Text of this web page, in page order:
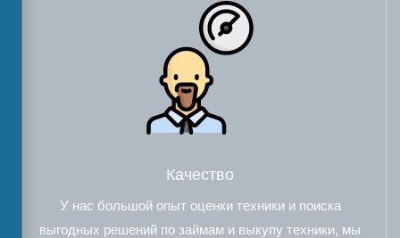
Качество
У нас большой опыт оценки техники и поиска
выгодных решений по займам и выкупу техники, мы